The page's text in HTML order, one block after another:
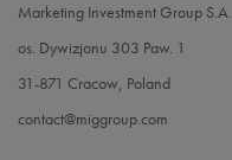
Marketing Investment Group S.A.
os. Dywizjonu 303 Paw. 1
31-871 Cracow, Poland
contact@miggroup.com